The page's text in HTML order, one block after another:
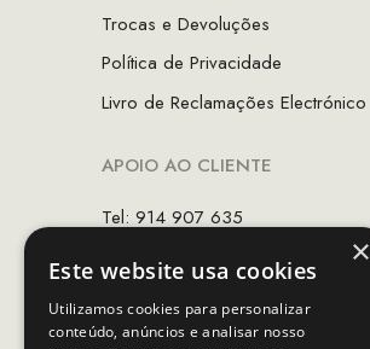
Trocas e Devoluções
Política de Privacidade
Livro de Reclamações Electrónico
APOIO AO CLIENTE
Tel: 914 907 635
×
Este website usa cookies
Utilizamos cookies para personalizar
conteúdo, anúncios e analisar nosso